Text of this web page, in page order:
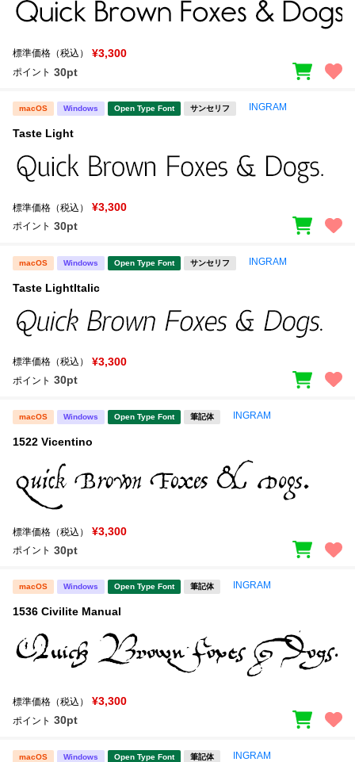
標準価格（税込） ¥3,300
ポイント 30pt
macOS Windows Open Type Font サンセリフ INGRAM
Taste Light
標準価格（税込） ¥3,300
ポイント 30pt
macOS Windows Open Type Font サンセリフ INGRAM
Taste LightItalic
標準価格（税込） ¥3,300
ポイント 30pt
macOS Windows Open Type Font 筆記体 INGRAM
1522 Vicentino
標準価格（税込） ¥3,300
ポイント 30pt
macOS Windows Open Type Font 筆記体 INGRAM
1536 Civilite Manual
標準価格（税込） ¥3,300
ポイント 30pt
macOS Windows Open Type Font 筆記体 INGRAM